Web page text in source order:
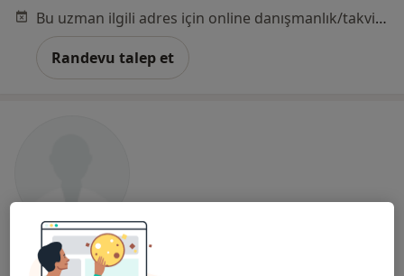
Bu uzman ilgili adres için online danışmanlık/takvim sunmuyor.
Randevu talep et
Prof. Dr. Yılmaz Bilgiç